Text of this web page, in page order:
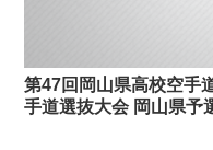
第47回岡山県高校空手
手道選抜大会 岡山県予